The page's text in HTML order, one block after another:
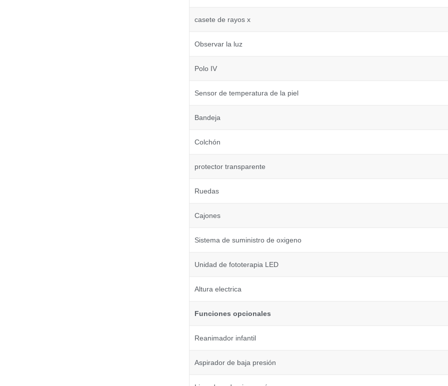
casete de rayos x
Observar la luz
Polo IV
Sensor de temperatura de la piel
Bandeja
Colchón
protector transparente
Ruedas
Cajones
Sistema de suministro de oxigeno
Unidad de fototerapia LED
Altura electrica
Funciones opcionales
Reanimador infantil
Aspirador de baja presión